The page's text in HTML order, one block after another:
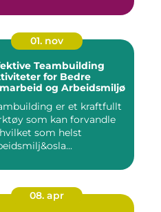
01. nov
Teambuilding
for Bedre
og Arbeidsmiljø
er et kraftfullt
som kan forvandle
som helst
08. apr